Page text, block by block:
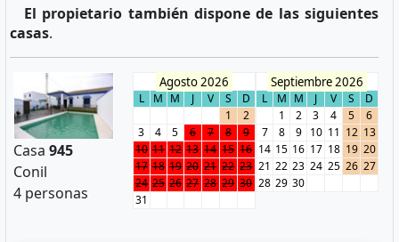
El propietario también dispone de las siguientes
casas.
Casa 945
Conil
4 personas
Agosto 2026
L M M J V S
D
1
2
3
4 5 6 7 8
9
10 11 12 13 14 15 16
17 18 19 20 21 22 23
24 25 26 27 28 29 30
31
Septiembre 2026
L M M J V S
D
1
2 3 4 5
6
7
8 9 10 11 12 13
14 15 16 17 18 19 20
21 22 23 24 25 26 27
28 29 30